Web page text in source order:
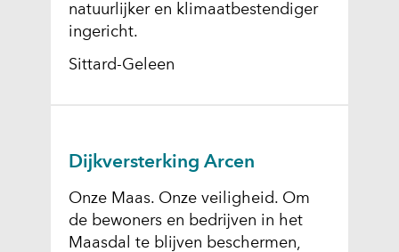
natuurlijker en klimaatbestendiger
ingericht.
Sittard-Geleen
Dijkversterking Arcen
Onze Maas. Onze veiligheid. Om
de bewoners en bedrijven in het
Maasdal te blijven beschermen,